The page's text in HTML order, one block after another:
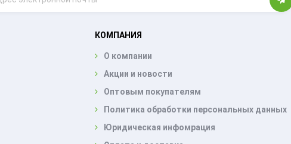
КОМПАНИЯ
О компании
Акции и новости
Оптовым покупателям
Политика обработки персональных данных
Юридическая инфомрация